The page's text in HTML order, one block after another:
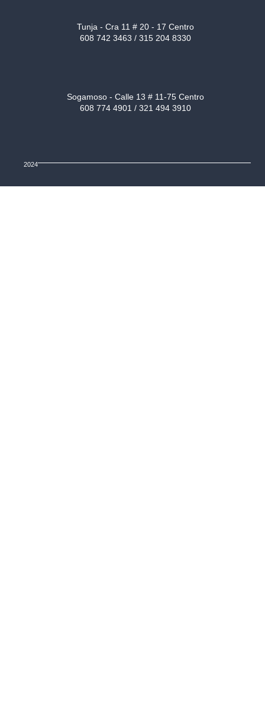
Tunja - Cra 11 # 20 - 17 Centro
608 742 3463 / 315 204 8330
Sogamoso - Calle 13 # 11-75 Centro
608 774 4901 / 321 494 3910
2024